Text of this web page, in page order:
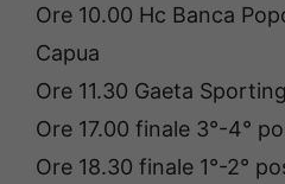
Ore 10.00 Hc Banca
Capua
Ore 11.30 Gaeta
Ore 17.00 finale 3°-4°
Ore 18.30 finale 1°-2°